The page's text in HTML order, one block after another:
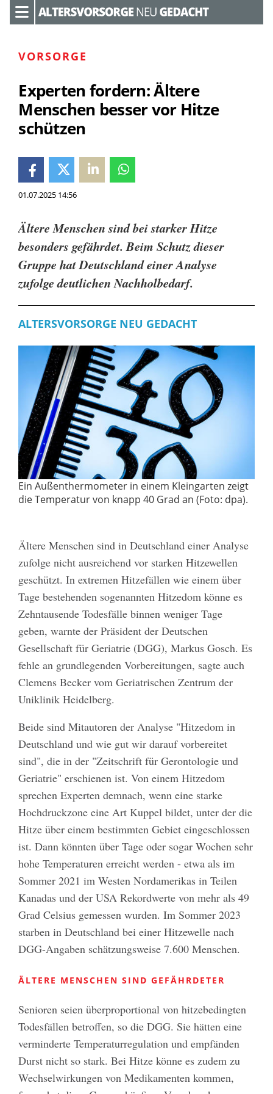
VORSORGE
Experten fordern: Ältere
Menschen besser vor Hitze
schützen
01.07.2025 14:56
Ältere Menschen sind bei starker Hitze
besonders gefährdet. Beim Schutz dieser
Gruppe hat Deutschland einer Analyse
zufolge deutlichen Nachholbedarf.
ALTERSVORSORGE NEU GEDACHT
Ein Außenthermometer in einem Kleingarten zeigt
die Temperatur von knapp 40 Grad an (Foto: dpa).
Ältere Menschen sind in Deutschland einer Analyse
zufolge nicht ausreichend vor starken Hitzewellen
geschützt. In extremen Hitzefällen wie einem über
Tage bestehenden sogenannten Hitzedom könne es
Zehntausende Todesfälle binnen weniger Tage
geben, warnte der Präsident der Deutschen
Gesellschaft für Geriatrie (DGG), Markus Gosch. Es
fehle an grundlegenden Vorbereitungen, sagte auch
Clemens Becker vom Geriatrischen Zentrum der
Uniklinik Heidelberg.
Beide sind Mitautoren der Analyse "Hitzedom in
Deutschland und wie gut wir darauf vorbereitet
sind", die in der "Zeitschrift für Gerontologie und
Geriatrie" erschienen ist. Von einem Hitzedom
sprechen Experten demnach, wenn eine starke
Hochdruckzone eine Art Kuppel bildet, unter der die
Hitze über einem bestimmten Gebiet eingeschlossen
ist. Dann könnten über Tage oder sogar Wochen sehr
hohe Temperaturen erreicht werden - etwa als im
Sommer 2021 im Westen Nordamerikas in Teilen
Kanadas und der USA Rekordwerte von mehr als 49
Grad Celsius gemessen wurden. Im Sommer 2023
starben in Deutschland bei einer Hitzewelle nach
DGG-Angaben schätzungsweise 7.600 Menschen.
ÄLTERE MENSCHEN SIND GEFÄHRDETER
Senioren seien überproportional von hitzebedingten
Todesfällen betroffen, so die DGG. Sie hätten eine
verminderte Temperaturregulation und empfänden
Durst nicht so stark. Bei Hitze könne es zudem zu
Wechselwirkungen von Medikamenten kommen,